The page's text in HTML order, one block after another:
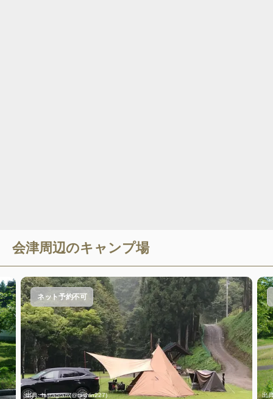
会津周辺のキャンプ場
出典:Instagram(@rashin227)
ネット予約不可
出